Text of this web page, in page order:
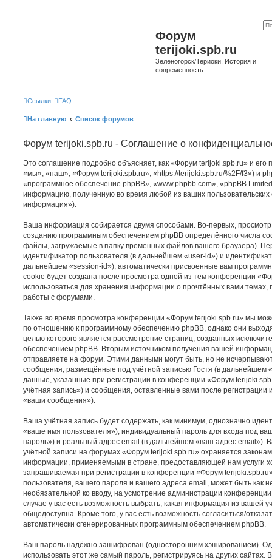
Форум
terijoki.spb.ru
Зеленогорск/Териоки. История и
современность.
Ссылки FAQ
На главную Список форумов
Форум terijoki.spb.ru - Соглашение о
Это соглашение подробно объясняет, как «Форум terijoki.spb.ru» и
«мы», «наш», «Форум terijoki.spb.ru», «https://terijoki.spb.ru/%2F/f3») и
«программное обеспечение phpBB», «www.phpbb.com», «phpBB
информацию, полученную во время любой из ваших
информация»).
Ваша информация собирается двумя способами. Во-первых,
созданию программным обеспечением phpBB определённого числа
файлы, загружаемые в папку временных файлов вашего браузера).
идентификатор пользователя (в дальнейшем «user-id») и
дальнейшем «session-id»), автоматически присвоенные вам
cookie будет создана после просмотра одной из тем конференции
использоваться для хранения информации о прочтённых вами
работы с форумами.
Также во время просмотра конференции «Форум terijoki.spb.ru» мы
по отношению к программному обеспечению phpBB, однако они
целью которого является рассмотрение страниц, созданных
обеспечением phpBB. Вторым источником получения вашей
отправляете на форум. Этими данными могут быть, но не
сообщения, размещённые под учётной записью Гостя (в дальнейшем
данные, указанные при регистрации в конференции «Форум
учётная запись») и сообщения, оставленные вами после
«ваши сообщения»).
Ваша учётная запись будет содержать, как минимум, однозначно
«ваше имя пользователя»), индивидуальный пароль для входа под
пароль») и реальный адрес email (в дальнейшем «ваш адрес email»).
учётной записи на форумах «Форум terijoki.spb.ru» охраняется
информации, применяемыми в стране, предоставляющей нам услуги
запрашиваемая при регистрации в конференции «Форум
пользователя, вашего пароля и вашего адреса email, может быть как
необязательной ко вводу, на усмотрение администрации
случае у вас есть возможность выбрать, какая информация из вашей
общедоступна. Кроме того, у вас есть возможность согласиться/
автоматически сгенерированных программным обеспечением phpBB.
Ваш пароль надёжно зашифрован (односторонним хэшированием).
использовать этот же самый пароль, регистрируясь на других